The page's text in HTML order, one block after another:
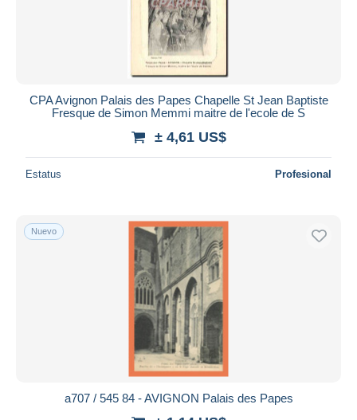
CPA Avignon Palais des Papes Chapelle St Jean Baptiste
Fresque de Simon Memmi maitre de l'ecole de S
± 4,61 US$
Estatus Profesional
Nuevo
a707 / 545 84 - AVIGNON Palais des Papes